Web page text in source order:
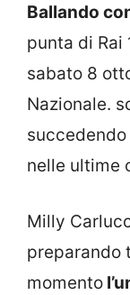
Ballando
punta di Rai
sabato 8
Nazionale.
nelle ultime
Milly
preparando
momento